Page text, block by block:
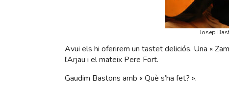
Josep
Avui els hi oferirem un tastet deliciós. Una «
l’Arjau i el mateix Pere Fort.
Gaudim Bastons amb « Què s’ha fet? ».